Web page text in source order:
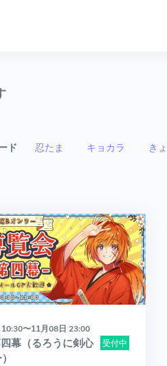
ド 忍たま キョカラ き
〜11月08日 23:00
受付中
幕（るろうに剣心